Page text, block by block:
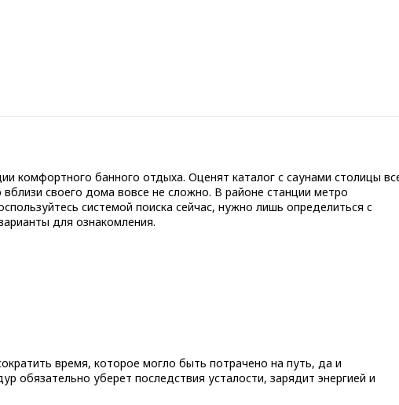
комфортного банного отдыха. Оценят каталог с саунами столицы
своего дома вовсе не сложно. В районе станции метро
системой поиска сейчас, нужно лишь определиться с
для ознакомления.
время, которое могло быть потрачено на путь, да и
обязательно уберет последствия усталости, зарядит энергией и